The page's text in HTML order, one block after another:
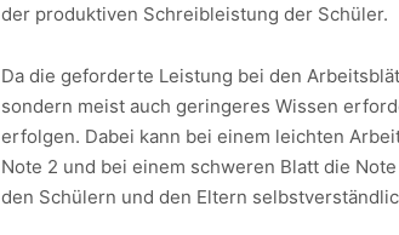
der produktiven Schreibleistung der Schüler.
Da die geforderte Leistung bei den
sondern meist auch geringeres Wissen
erfolgen. Dabei kann bei einem leichten
Note 2 und bei einem schweren Blatt die
den Schülern und den Eltern